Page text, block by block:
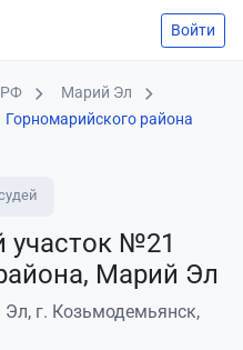
Войти
РФ
Марий Эл
района
участок №21
Марий Эл
г. Козьмодемьянск,